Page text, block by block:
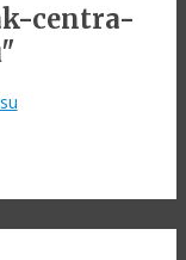
centra-